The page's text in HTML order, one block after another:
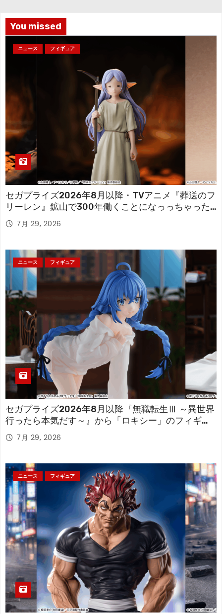
You missed
ニュース フィギュア
セガプライズ2026年8月以降・TVアニメ『葬送のフ
リーレン』鉱山で300年働くことになっっちゃった
「フリーレン」を立体化！
7月 29, 2026
ニュース フィギュア
セガプライズ2026年8月以降『無職転生Ⅲ ～異世界
行ったら本気だす～』から「ロキシー」のフィギュ
アが登場！
7月 29, 2026
ニュース フィギュア